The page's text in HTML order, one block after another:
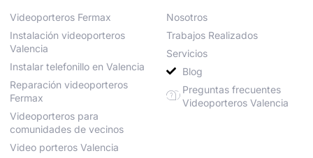
Videoporteros Fermax
Instalación videoporteros
Valencia
Instalar telefonillo en Valencia
Reparación videoporteros
Fermax
Videoporteros para
comunidades de vecinos
Video porteros Valencia
Nosotros
Trabajos Realizados
Servicios
Blog
Preguntas frecuentes
Videoporteros Valencia